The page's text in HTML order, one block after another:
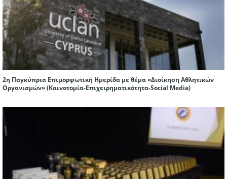
2η Παγκύπρια Επιμορφωτική Ημερίδα με θέμα «Διοίκηση Αθλητικών
Οργανισμών» (Καινοτομία-Επιχειρηματικότητα-Social Media)